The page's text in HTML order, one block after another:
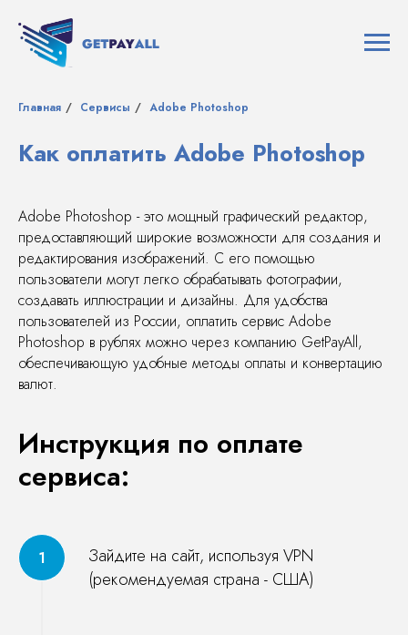
Главная / Сервисы / Adobe Photoshop
Как оплатить Adobe Photoshop
Adobe Photoshop - это мощный графический редактор,
предоставляющий широкие возможности для создания и
редактирования изображений. С его помощью
пользователи могут легко обрабатывать фотографии,
создавать иллюстрации и дизайны. Для удобства
пользователей из России, оплатить сервис Adobe
Photoshop в рублях можно через компанию GetPayAll,
обеспечивающую удобные методы оплаты и конвертацию
валют.
Инструкция по оплате
сервиса:
Зайдите на сайт, используя VPN
(рекомендуемая страна - США)